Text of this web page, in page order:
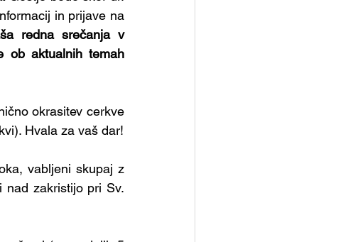
in prijave na
redna srečanja v
ob aktualnih temah
okrasitev cerkve
Hvala za vaš dar!
vabljeni skupaj z
zakristijo pri Sv.